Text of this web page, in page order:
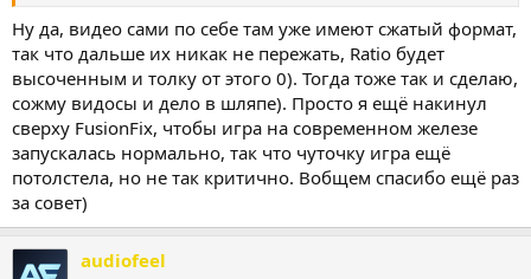
Ну да, видео сами по себе там уже имеют сжатый формат,
так что дальше их никак не пережать, Ratio будет
высоченным и толку от этого 0). Тогда тоже так и сделаю,
сожму видосы и дело в шляпе). Просто я ещё накинул
сверху FusionFix, чтобы игра на современном железе
запускалась нормально, так что чуточку игра ещё
потолстела, но не так критично. Вобщем спасибо ещё раз
за совет)
audiofeel